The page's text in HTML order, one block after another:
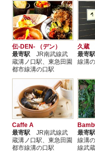
伝-DEN- （デン）
最寄駅 JR南武線武
蔵溝ノ口駅、東急田園
都市線溝の口駅
久蔵
最寄駅
線溝
Caffe A
最寄駅 JR南武線武
蔵溝ノ口駅、東急田園
都市線溝の口駅
最寄駅
線溝
線武